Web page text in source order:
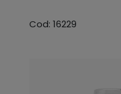
Cod: 16229